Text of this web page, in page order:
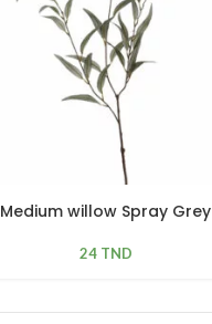
Medium willow Spray Grey
24 TND